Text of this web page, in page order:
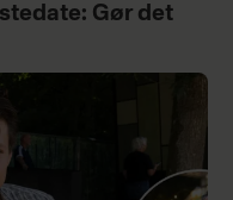
Gør det